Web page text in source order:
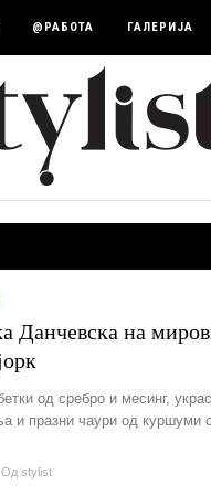
@РАБОТА ГАЛЕРИЈА
Данчевска на
од сребро и месинг,
и празни чаури од куршуми
Од stylist